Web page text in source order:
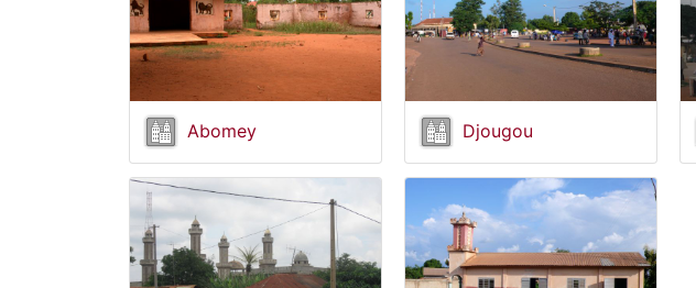
Abomey Djougou